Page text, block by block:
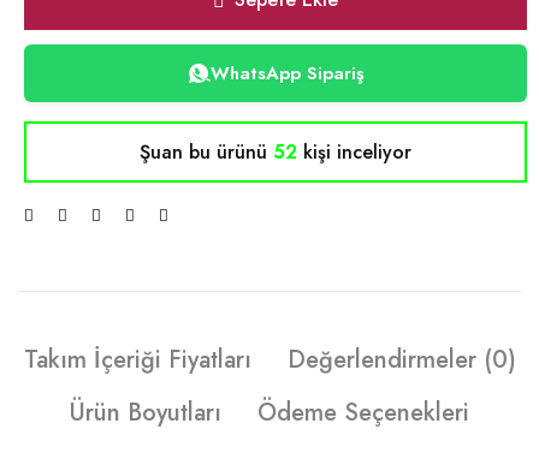
WhatsApp Sipariş
Şuan bu ürünü 52 kişi inceliyor
Takım İçeriği Fiyatları
Değerlendirmeler (0)
Ürün Boyutları
Ödeme Seçenekleri